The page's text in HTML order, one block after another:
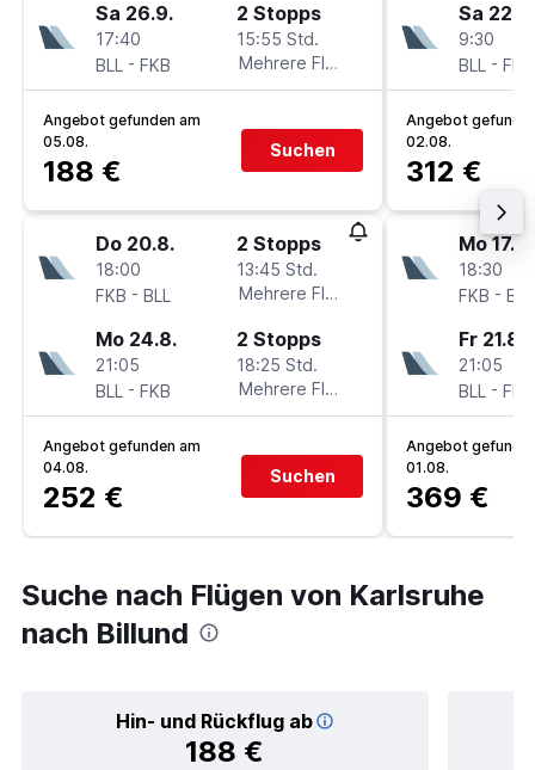
Sa 26.9.
17:40
BLL - FKB
2 Stopps
15:55 Std.
Mehrere Fluglinien
Angebot gefunden am
05.08.
188 €
Suchen
Do 20.8.
18:00
FKB - BLL
2 Stopps
13:45 Std.
Mehrere Fluglinien
Mo 24.8.
21:05
BLL - FKB
2 Stopps
18:25 Std.
Mehrere Fluglinien
Angebot gefunden am
04.08.
252 €
Suchen
Sa 22.8.
9:30
BLL - FKB
Angebot
02.08.
312 €
Mo 17.8.
18:30
FKB - BLL
Fr 21.8.
21:05
BLL - FKB
Angebot
01.08.
369 €
Suche nach Flügen von Karlsruhe
nach Billund
Hin- und Rückflug ab
188 €